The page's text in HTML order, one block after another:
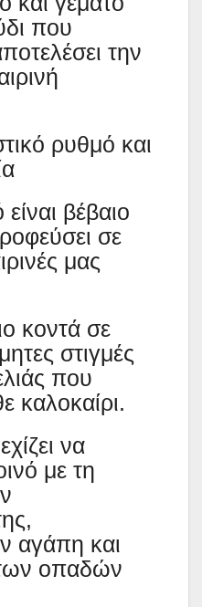
που
την
ρυθμό και
βέβαιο
σε
μας
κοντά σε
στιγμές
που
καλοκαίρι.
να
με τη
αγάπη και
οπαδών